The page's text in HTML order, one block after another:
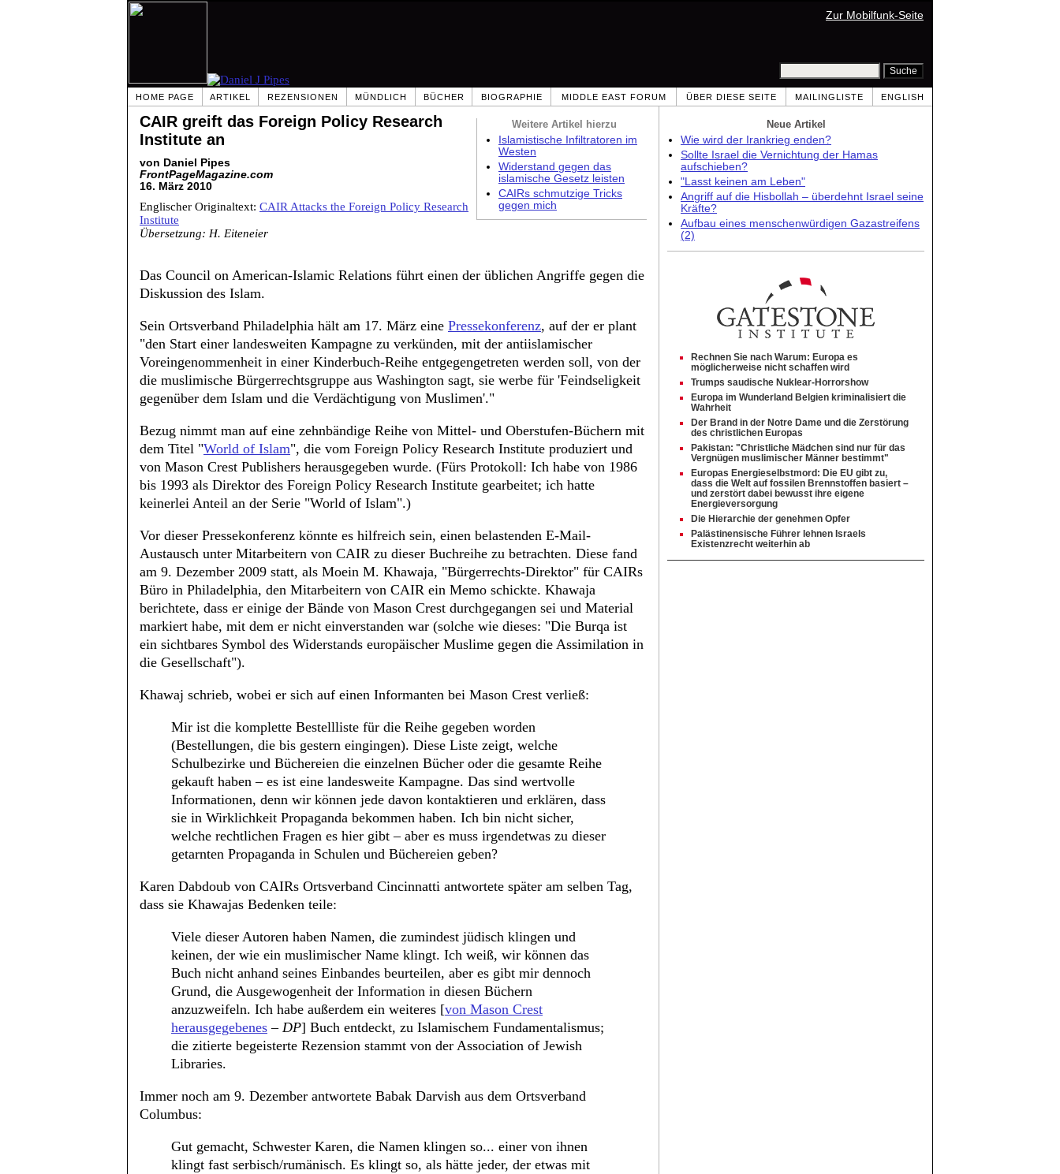
Zur Mobilfunk-Seite
HOME PAGE ARTIKEL REZENSIONEN MÜNDLICH BÜCHER BIOGRAPHIE MIDDLE EAST FORUM ÜBER DIESE SEITE MAILINGLISTE ENGLISH
Weitere Artikel hierzu
Islamistische Infiltratoren im
Westen
Widerstand gegen das
islamische Gesetz leisten
CAIRs schmutzige Tricks
gegen mich
CAIR greift das Foreign Policy Research
Institute an
von Daniel Pipes
FrontPageMagazine.com
16. März 2010
Englischer Originaltext: CAIR Attacks the Foreign Policy Research
Institute
Übersetzung: H. Eiteneier
Das Council on American-Islamic Relations führt einen der üblichen Angriffe gegen die
Diskussion des Islam.
Sein Ortsverband Philadelphia hält am 17. März eine Pressekonferenz, auf der er plant
"den Start einer landesweiten Kampagne zu verkünden, mit der antiislamischer
Voreingenommenheit in einer Kinderbuch-Reihe entgegengetreten werden soll, von der
die muslimische Bürgerrechtsgruppe aus Washington sagt, sie werbe für 'Feindseligkeit
gegenüber dem Islam und die Verdächtigung von Muslimen'."
Bezug nimmt man auf eine zehnbändige Reihe von Mittel- und Oberstufen-Büchern mit
dem Titel "World of Islam", die vom Foreign Policy Research Institute produziert und
von Mason Crest Publishers herausgegeben wurde. (Fürs Protokoll: Ich habe von 1986
bis 1993 als Direktor des Foreign Policy Research Institute gearbeitet; ich hatte
keinerlei Anteil an der Serie "World of Islam".)
Vor dieser Pressekonferenz könnte es hilfreich sein, einen belastenden E-Mail-
Austausch unter Mitarbeitern von CAIR zu dieser Buchreihe zu betrachten. Diese fand
am 9. Dezember 2009 statt, als Moein M. Khawaja, "Bürgerrechts-Direktor" für CAIRs
Büro in Philadelphia, den Mitarbeitern von CAIR ein Memo schickte. Khawaja
berichtete, dass er einige der Bände von Mason Crest durchgegangen sei und Material
markiert habe, mit dem er nicht einverstanden war (solche wie dieses: "Die Burqa ist
ein sichtbares Symbol des Widerstands europäischer Muslime gegen die Assimilation in
die Gesellschaft").
Khawaj schrieb, wobei er sich auf einen Informanten bei Mason Crest verließ:
Mir ist die komplette Bestellliste für die Reihe gegeben worden
(Bestellungen, die bis gestern eingingen). Diese Liste zeigt, welche
Schulbezirke und Büchereien die einzelnen Bücher oder die gesamte Reihe
gekauft haben – es ist eine landesweite Kampagne. Das sind wertvolle
Informationen, denn wir können jede davon kontaktieren und erklären, dass
sie in Wirklichkeit Propaganda bekommen haben. Ich bin nicht sicher,
welche rechtlichen Fragen es hier gibt – aber es muss irgendetwas zu dieser
getarnten Propaganda in Schulen und Büchereien geben?
Karen Dabdoub von CAIRs Ortsverband Cincinnatti antwortete später am selben Tag,
dass sie Khawajas Bedenken teile:
Viele dieser Autoren haben Namen, die zumindest jüdisch klingen und
keinen, der wie ein muslimischer Name klingt. Ich weiß, wir können das
Buch nicht anhand seines Einbandes beurteilen, aber es gibt mir dennoch
Grund, die Ausgewogenheit der Information in diesen Büchern
anzuzweifeln. Ich habe außerdem ein weiteres [von Mason Crest
herausgegebenes – DP] Buch entdeckt, zu Islamischem Fundamentalismus;
die zitierte begeisterte Rezension stammt von der Association of Jewish
Libraries.
Immer noch am 9. Dezember antwortete Babak Darvish aus dem Ortsverband
Columbus:
Gut gemacht, Schwester Karen, die Namen klingen so... einer von ihnen
klingt fast serbisch/rumänisch. Es klingt so, als hätte jeder, der etwas mit
Neue Artikel
Wie wird der Irankrieg enden?
Sollte Israel die Vernichtung der Hamas
aufschieben?
"Lasst keinen am Leben"
Angriff auf die Hisbollah – überdehnt Israel seine
Kräfte?
Aufbau eines menschenwürdigen Gazastreifens
(2)
Rechnen Sie nach Warum: Europa es
möglicherweise nicht schaffen wird
Trumps saudische Nuklear-Horrorshow
Europa im Wunderland Belgien kriminalisiert die
Wahrheit
Der Brand in der Notre Dame und die Zerstörung
des christlichen Europas
Pakistan: "Christliche Mädchen sind nur für das
Vergnügen muslimischer Männer bestimmt"
Europas Energieselbstmord: Die EU gibt zu,
dass die Welt auf fossilen Brennstoffen basiert –
und zerstört dabei bewusst ihre eigene
Energieversorgung
Die Hierarchie der genehmen Opfer
Palästinensische Führer lehnen Israels
Existenzrecht weiterhin ab